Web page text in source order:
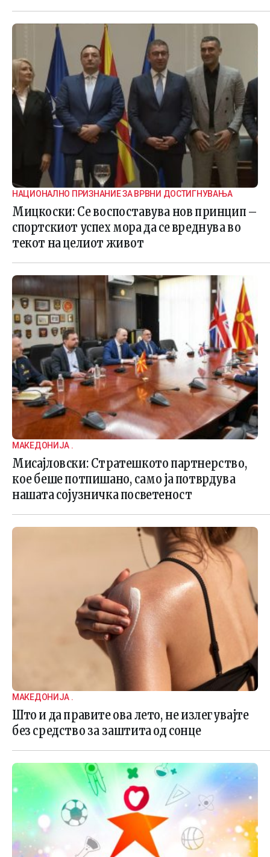
НАЦИОНАЛНО ПРИЗНАНИЕ ЗА ВРВНИ ДОСТИГНУВАЊА
Мицкоски: Се воспоставува нов принцип –
спортскиот успех мора да се вреднува во
текот на целиот живот
МАКЕДОНИЈА .
Мисајловски: Стратешкото партнерство,
кое беше потпишано, само ја потврдува
нашата сојузничка посветеност
МАКЕДОНИЈА .
Што и да правите ова лето, не излегувајте
без средство за заштита од сонце